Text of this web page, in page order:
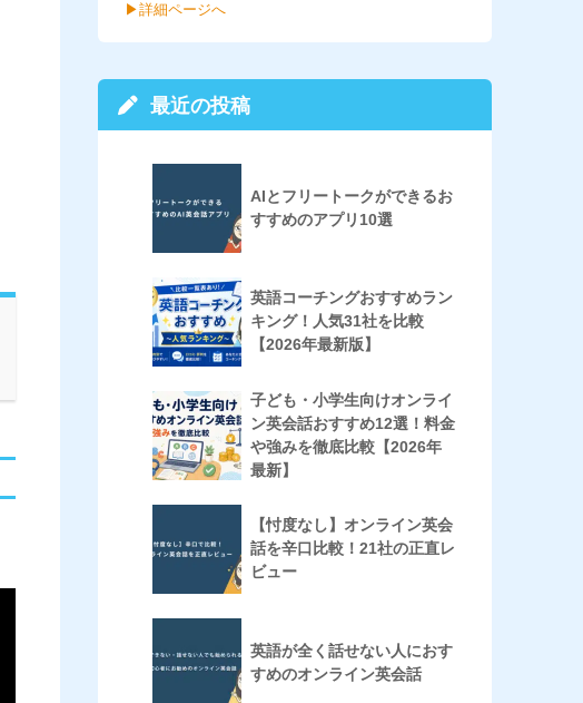
▶︎詳細ページへ
最近の投稿
AIとフリートークができるお
すすめのアプリ10選
英語コーチングおすすめラン
キング！人気31社を比較
【2026年最新版】
子ども・小学生向けオンライ
ン英会話おすすめ12選！料金
や強みを徹底比較【2026年
最新】
【忖度なし】オンライン英会
話を辛口比較！21社の正直レ
ビュー
英語が全く話せない人におす
すめのオンライン英会話